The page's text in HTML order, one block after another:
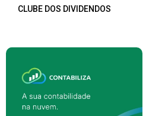
CLUBE DOS DIVIDENDOS